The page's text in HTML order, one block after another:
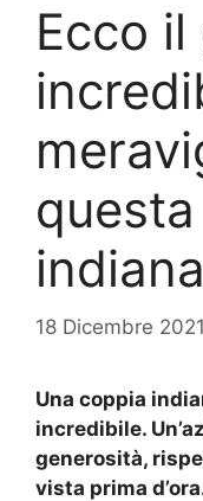
Ecco
indiana
18 Dicembre 2021
Una coppia
incredibile.
generosità,
vista prima